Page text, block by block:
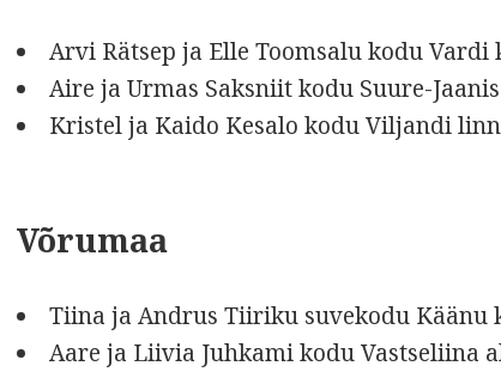
Arvi Rätsep ja Elle Toomsalu kodu Vardi
Aire ja Urmas Saksniit kodu Suure-Jaanis
Kristel ja Kaido Kesalo kodu Viljandi
Võrumaa
Tiina ja Andrus Tiiriku suvekodu Käänu
Aare ja Liivia Juhkami kodu Vastseliina